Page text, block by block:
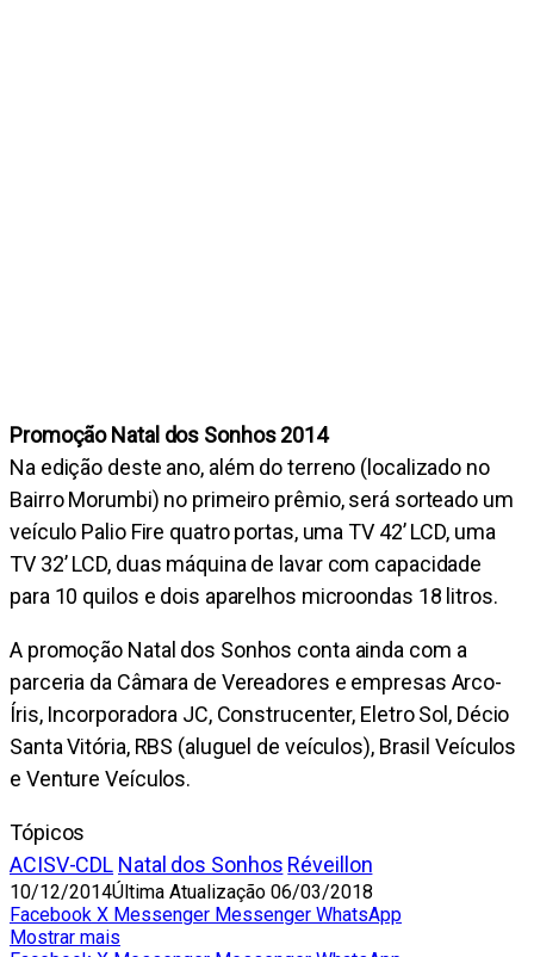
Promoção Natal dos Sonhos 2014
Na edição deste ano, além do terreno (localizado no
Bairro Morumbi) no primeiro prêmio, será sorteado um
veículo Palio Fire quatro portas, uma TV 42’ LCD, uma
TV 32’ LCD, duas máquina de lavar com capacidade
para 10 quilos e dois aparelhos microondas 18 litros.
A promoção Natal dos Sonhos conta ainda com a
parceria da Câmara de Vereadores e empresas Arco-
Íris, Incorporadora JC, Construcenter, Eletro Sol, Décio
Santa Vitória, RBS (aluguel de veículos), Brasil Veículos
e Venture Veículos.
Tópicos
ACISV-CDL Natal dos Sonhos Réveillon
10/12/2014Última Atualização 06/03/2018
Facebook X Messenger Messenger WhatsApp
Mostrar mais